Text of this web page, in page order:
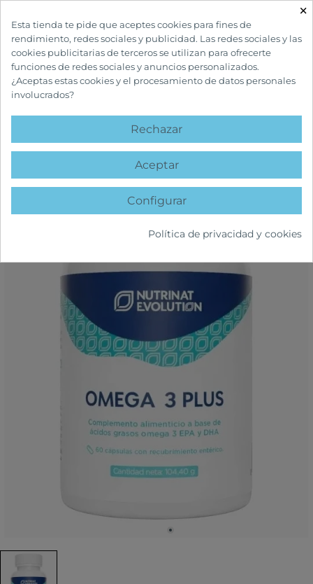
INICIO COMPLEMENTOS Y VITAMINAS
favorite
×
Esta tienda te pide que aceptes cookies para fines de
rendimiento, redes sociales y publicidad. Las redes sociales y las
cookies publicitarias de terceros se utilizan para ofrecerte
funciones de redes sociales y anuncios personalizados.
¿Aceptas estas cookies y el procesamiento de datos personales
involucrados?
Rechazar
Aceptar
Configurar
Política de privacidad y cookies